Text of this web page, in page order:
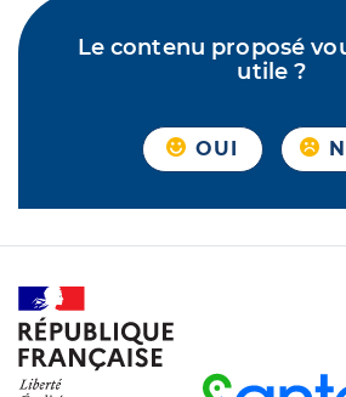
Le contenu proposé
utile ?
OUI